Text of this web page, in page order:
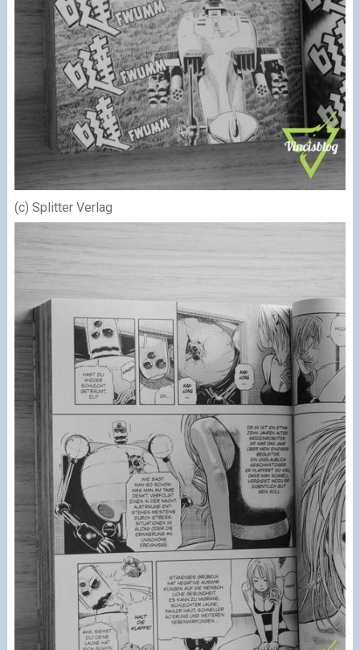
(c) Splitter Verlag